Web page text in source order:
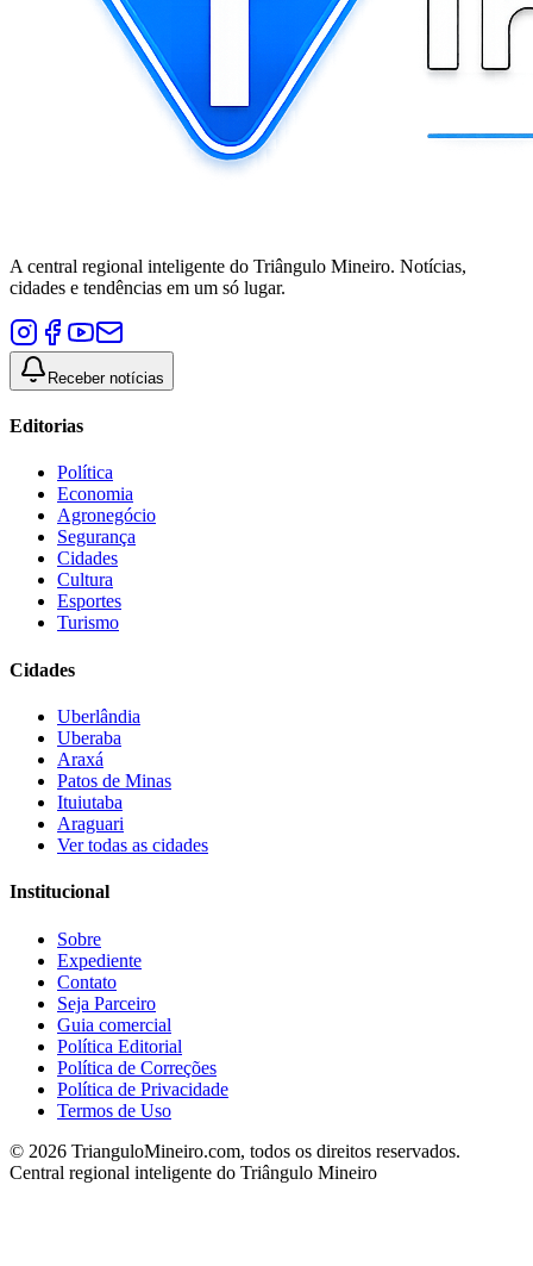
A central regional inteligente do Triângulo Mineiro. Notícias,
cidades e tendências em um só lugar.
Receber notícias
Editorias
Política
Economia
Agronegócio
Segurança
Cidades
Cultura
Esportes
Turismo
Cidades
Uberlândia
Uberaba
Araxá
Patos de Minas
Ituiutaba
Araguari
Ver todas as cidades
Institucional
Sobre
Expediente
Contato
Seja Parceiro
Guia comercial
Política Editorial
Política de Correções
Política de Privacidade
Termos de Uso
© 2026 TrianguloMineiro.com, todos os direitos reservados.
Central regional inteligente do Triângulo Mineiro